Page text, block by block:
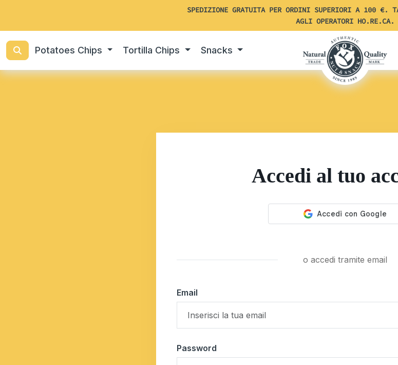
SPEDIZIONE GRATUITA PER ORDINI SUPERIORI A 100 €.
AGLI OPERATORI HO.RE.CA.
Potatoes Chips Tortilla Chips Snacks
Accedi al tuo
o accedi tramite email
Email
Password